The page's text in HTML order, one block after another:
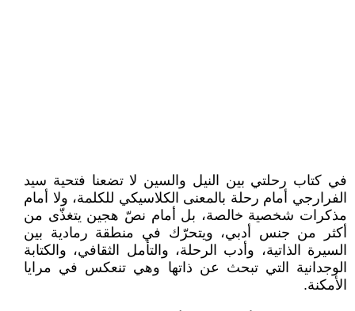
في كتاب رحلتي بين النيل والسين لا تضعنا فتحية سيد
الفرارجي أمام رحلة بالمعنى الكلاسيكي للكلمة، ولا أمام
مذكرات شخصية خالصة، بل أمام نصّ هجين يتغذّى من
أكثر من جنس أدبي، ويتحرّك في منطقة رمادية بين
السيرة الذاتية، وأدب الرحلة، والتأمل الثقافي، والكتابة
الوجدانية التي تبحث عن ذاتها وهي تنعكس في مرايا
الأمكنة.